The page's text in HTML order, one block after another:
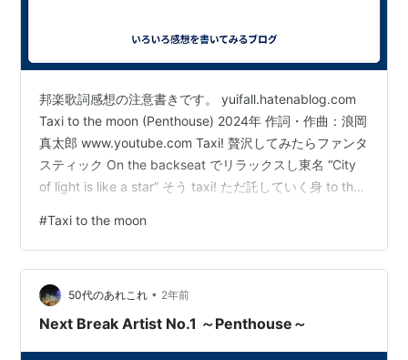
邦楽歌詞感想の注意書きです。 yuifall.hatenablog.com
Taxi to the moon (Penthouse) 2024年 作詞・作曲：浪岡
真太郎 www.youtube.com Taxi! 贅沢してみたらファンタ
スティック On the backseat でリラックスし東名 “City
of light is like a star” そう taxi! ただ託していく身 to the
moon! この曲はサビの日本語詞がそのまま英語詞として
聴けるダブルミーニングになっているそうです。
www.uta-net.c…
#Taxi to the moon
50代のあれこれ • 2年前
Next Break Artist No.1 ～Penthouse～